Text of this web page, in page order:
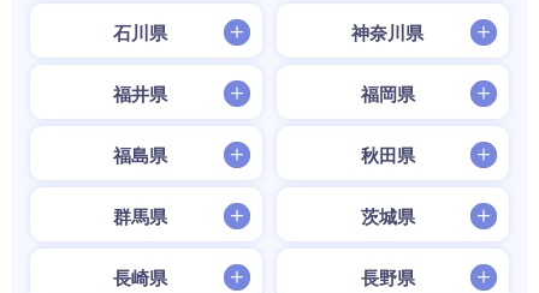
石川県 神奈川県
福井県 福岡県
福島県 秋田県
群馬県 茨城県
長崎県 長野県